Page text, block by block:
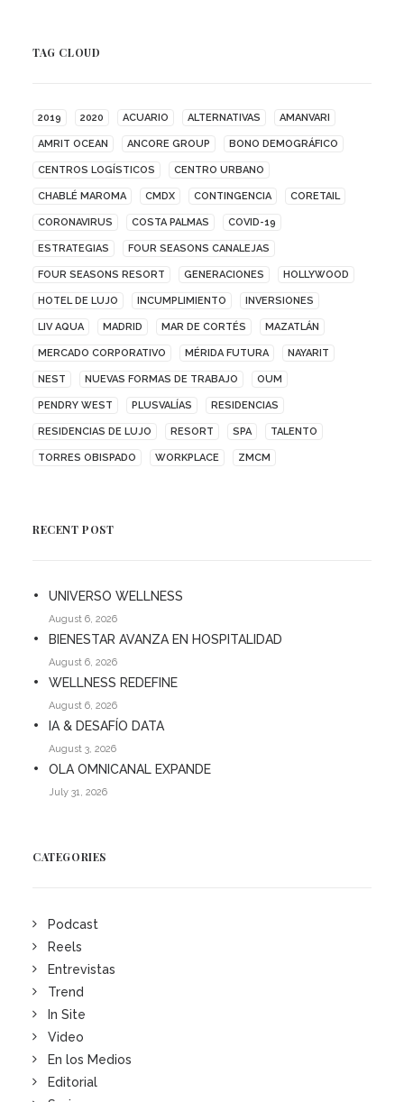
TAG CLOUD
2019 2020 ACUARIO ALTERNATIVAS AMANVARI
AMRIT OCEAN ANCORE GROUP BONO DEMOGRÁFICO
CENTROS LOGÍSTICOS CENTRO URBANO
CHABLÉ MAROMA CMDX CONTINGENCIA CORETAIL
CORONAVIRUS COSTA PALMAS COVID-19
ESTRATEGIAS FOUR SEASONS CANALEJAS
FOUR SEASONS RESORT GENERACIONES HOLLYWOOD
HOTEL DE LUJO INCUMPLIMIENTO INVERSIONES
LIV AQUA MADRID MAR DE CORTÉS MAZATLÁN
MERCADO CORPORATIVO MÉRIDA FUTURA NAYARIT
NEST NUEVAS FORMAS DE TRABAJO OUM
PENDRY WEST PLUSVALÍAS RESIDENCIAS
RESIDENCIAS DE LUJO RESORT SPA TALENTO
TORRES OBISPADO WORKPLACE ZMCM
RECENT POST
UNIVERSO WELLNESS
August 6, 2026
BIENESTAR AVANZA EN HOSPITALIDAD
August 6, 2026
WELLNESS REDEFINE
August 6, 2026
IA & DESAFÍO DATA
August 3, 2026
OLA OMNICANAL EXPANDE
July 31, 2026
CATEGORIES
Podcast
Reels
Entrevistas
Trend
In Site
Video
En los Medios
Editorial